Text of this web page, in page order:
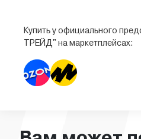
Купить у официального
ТРЕЙД" на маркетплейсах: